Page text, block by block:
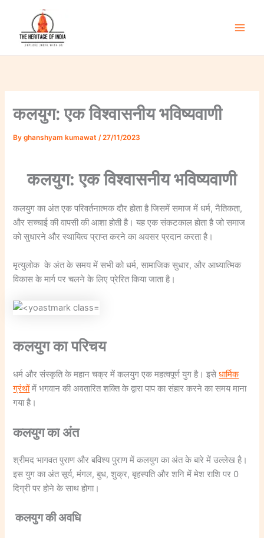
content
कलयुग: एक विश्वासनीय भविष्यवाणी
Byghanshyam kumawat/27/11/2023
कलयुग: एक विश्वासनीय भविष्यवाणी
कलयुग का अंत एक परिवर्तनात्मक दौर होता है जिसमें समाज में धर्म, नैतिकता,
और सच्चाई की वापसी की आशा होती है। यह एक संकटकाल होता है जो समाज
को सुधारने और स्थायित्व प्राप्त करने का अवसर प्रदान करता है।
मृत्युलोक के अंत के समय में सभी को धर्म, सामाजिक सुधार, और आध्यात्मिक
विकास के मार्ग पर चलने के लिए प्रेरित किया जाता है।
कलयुग का परिचय
धर्म और संस्कृति के महान चक्र में कलयुग एक महत्वपूर्ण युग है। इसेधार्मिक
ग्रंथोंमें भगवान की अवतारित शक्ति के द्वारा पाप का संहार करने का समय माना
गया है।
कलयुग का अंत
श्रीमद भागवत पुराण और बविश्य पुराण में कलयुग का अंत के बारे में उल्लेख है।
इस युग का अंत सूर्य, मंगल, बुध, शुक्र, बृहस्पति और शनि में मेश राशि पर 0
दिग्री पर होने के साथ होगा।
कलयुग की अवधि